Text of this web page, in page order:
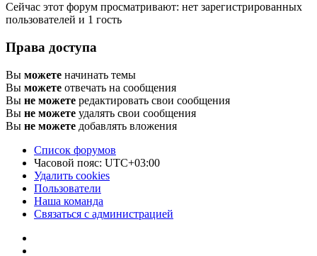
Сейчас этот форум просматривают: нет зарегистрированных
пользователей и 1 гость
Права доступа
Вы можете начинать темы
Вы можете отвечать на сообщения
Вы не можете редактировать свои сообщения
Вы не можете удалять свои сообщения
Вы не можете добавлять вложения
Список форумов
Часовой пояс: UTC+03:00
Удалить cookies
Пользователи
Наша команда
Связаться с администрацией